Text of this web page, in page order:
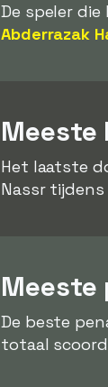
De speler
Abderrazak
Het laatste
Nassr
De beste
totaal